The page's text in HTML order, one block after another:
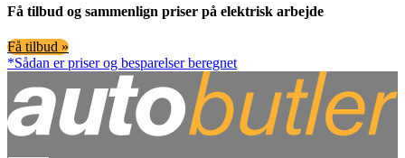
Få tilbud og sammenlign priser på elektrisk arbejde
Få tilbud »
*Sådan er priser og besparelser beregnet